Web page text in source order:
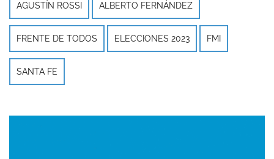
AGUSTÍN ROSSI ALBERTO FERNÁNDEZ
FRENTE DE TODOS ELECCIONES 2023 FMI
SANTA FE